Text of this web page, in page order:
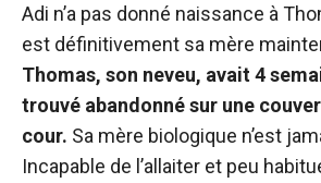
Adi n’a pas donné naissance à
est définitivement sa mère
Thomas, son neveu, avait 4
trouvé abandonné sur une
cour. Sa mère biologique n’est
Incapable de l’allaiter et peu